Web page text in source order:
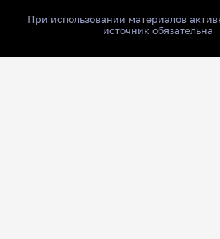
При использовании материалов
источник обязательна